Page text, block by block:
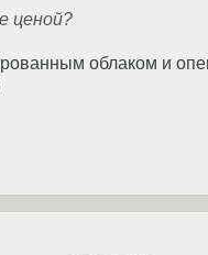
ценой?
облаком и